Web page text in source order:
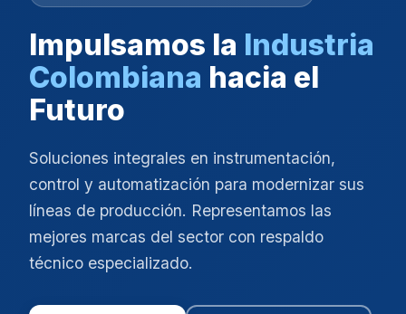
Impulsamos la Industria
Colombiana hacia el
Futuro
Soluciones integrales en instrumentación,
control y automatización para modernizar sus
líneas de producción. Representamos las
mejores marcas del sector con respaldo
técnico especializado.